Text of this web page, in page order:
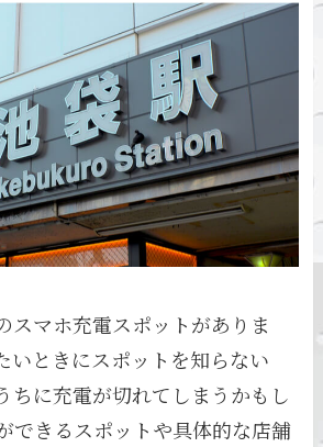
スマホ充電スポットがありま
いときにスポットを知らない
ちに充電が切れてしまうかもし
できるスポットや具体的な店舗